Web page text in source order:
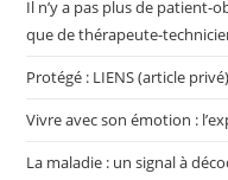
Il n’y a pas plus de patient-
que de thérapeute-
Protégé : LIENS (article privé)
Vivre avec son émotion :
La maladie : un signal à